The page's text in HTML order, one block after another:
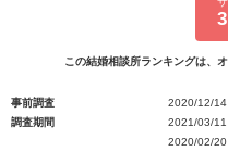
この結婚相談所ランキングは、
事前調査
2020/12/
調査期間
2021/03/
2020/02/